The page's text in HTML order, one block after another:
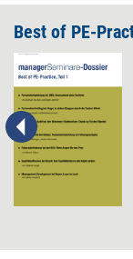
Best of PE-